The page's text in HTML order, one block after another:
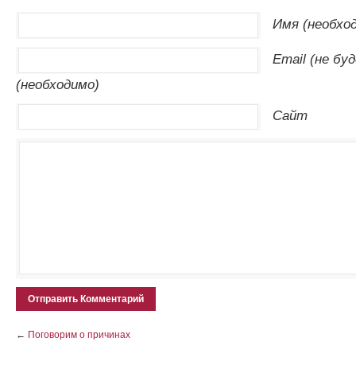
Имя
Email (не
(необходимо)
Сайт
← Поговорим о причинах